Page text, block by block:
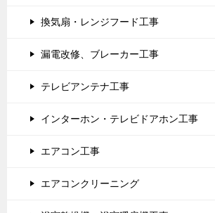
換気扇・レンジフード工事
漏電改修、ブレーカー工事
テレビアンテナ工事
インターホン・テレビドアホン工事
エアコン工事
エアコンクリーニング